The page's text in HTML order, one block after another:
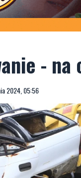
-
2024, 05:56